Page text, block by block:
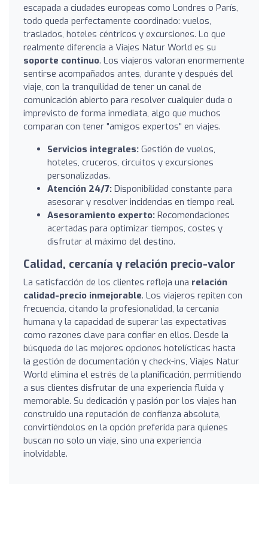
escapada a ciudades europeas como Londres o París,
todo queda perfectamente coordinado: vuelos,
traslados, hoteles céntricos y excursiones. Lo que
realmente diferencia a Viajes Natur World es su
soporte continuo. Los viajeros valoran enormemente
sentirse acompañados antes, durante y después del
viaje, con la tranquilidad de tener un canal de
comunicación abierto para resolver cualquier duda o
imprevisto de forma inmediata, algo que muchos
comparan con tener "amigos expertos" en viajes.
Servicios integrales: Gestión de vuelos,
hoteles, cruceros, circuitos y excursiones
personalizadas.
Atención 24/7: Disponibilidad constante para
asesorar y resolver incidencias en tiempo real.
Asesoramiento experto: Recomendaciones
acertadas para optimizar tiempos, costes y
disfrutar al máximo del destino.
Calidad, cercanía y relación precio-valor
La satisfacción de los clientes refleja una relación
calidad-precio inmejorable. Los viajeros repiten con
frecuencia, citando la profesionalidad, la cercanía
humana y la capacidad de superar las expectativas
como razones clave para confiar en ellos. Desde la
búsqueda de las mejores opciones hotelísticas hasta
la gestión de documentación y check-ins, Viajes Natur
World elimina el estrés de la planificación, permitiendo
a sus clientes disfrutar de una experiencia fluida y
memorable. Su dedicación y pasión por los viajes han
construido una reputación de confianza absoluta,
convirtiéndolos en la opción preferida para quienes
buscan no solo un viaje, sino una experiencia
inolvidable.